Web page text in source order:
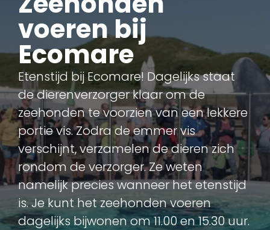
voeren bij
Ecomare
Etenstijd bij Ecomare! Dagelijks staat
de dierenverzorger klaar om de
zeehonden te voorzien van een lekkere
portie vis. Zodra de emmer vis
verschijnt, verzamelen de dieren zich
rondom de verzorger. Ze weten
namelijk precies wanneer het etenstijd
is. Je kunt het zeehonden voeren
dagelijks bijwonen om 11.00 en 15.30 uur.